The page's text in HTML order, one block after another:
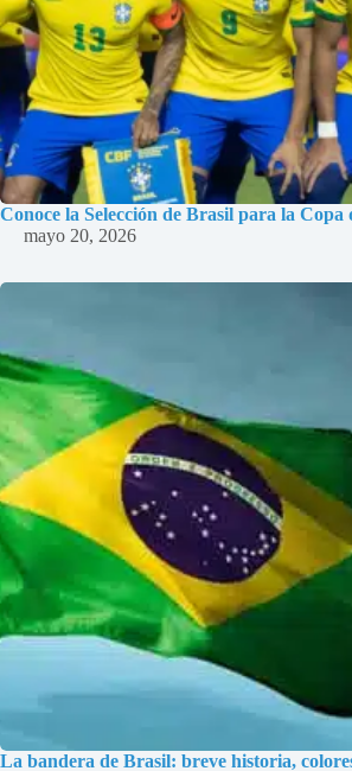
Conoce la Selección de Brasil para la
mayo 20, 2026
La bandera de Brasil: breve historia,